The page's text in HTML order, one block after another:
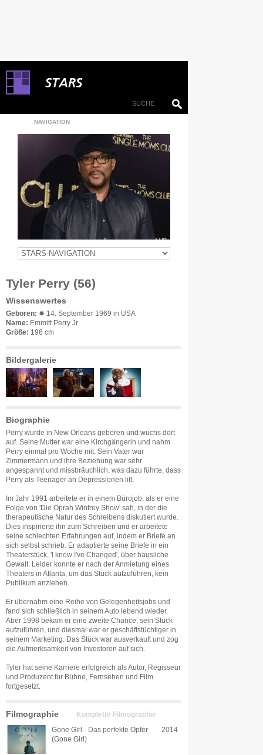
NAVIGATION
Tyler Perry (56)
Wissenswertes
Geboren: ✹ 14. September 1969 in USA
Name: Emmitt Perry Jr.
Größe: 196 cm
Bildergalerie
Biographie
Perry wurde in New Orleans geboren und wuchs dort
auf. Seine Mutter war eine Kirchgängerin und nahm
Perry einmal pro Woche mit. Sein Vater war
Zimmermann und ihre Beziehung war sehr
angespannt und missbräuchlich, was dazu führte, dass
Perry als Teenager an Depressionen litt.
Im Jahr 1991 arbeitete er in einem Bürojob, als er eine
Folge von 'Die Oprah Winfrey Show' sah, in der die
therapeutische Natur des Schreibens diskutiert wurde.
Dies inspirierte ihn zum Schreiben und er arbeitete
seine schlechten Erfahrungen auf, indem er Briefe an
sich selbst schrieb. Er adaptierte seine Briefe in ein
Theaterstück, 'I know I've Changed', über häusliche
Gewalt. Leider konnte er nach der Anmietung eines
Theaters in Atlanta, um das Stück aufzuführen, kein
Publikum anziehen.
Er übernahm eine Reihe von Gelegenheitsjobs und
fand sich schließlich in seinem Auto lebend wieder.
Aber 1998 bekam er eine zweite Chance, sein Stück
aufzuführen, und diesmal war er geschäftstüchtiger in
seinem Marketing. Das Stück war ausverkauft und zog
die Aufmerksamkeit von Investoren auf sich.
Tyler hat seine Karriere erfolgreich als Autor, Regisseur
und Produzent für Bühne, Fernsehen und Film
fortgesetzt.
Filmographie Komplette Filmographie
Gone Girl - Das perfekte Opfer
(Gone Girl)
2014